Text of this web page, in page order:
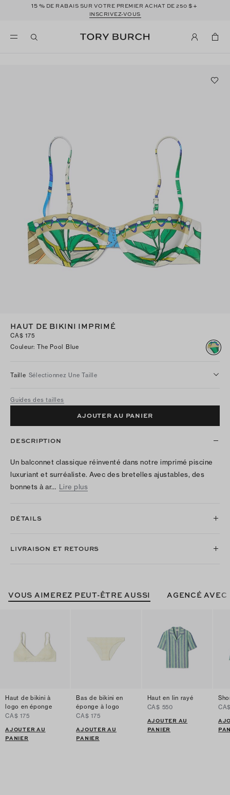
15 % DE RABAIS SUR VOTRE PREMIER ACHAT DE 250$+
INSCRIVEZ-VOUS
HAUT DE BIKINI IMPRIMÉ
CA$ 175
Couleur: The Pool Blue
Taille Sélectionnez Une Taille
Guides des tailles
AJOUTER AU PANIER
DESCRIPTION
Un balconnet classique réinventé dans notre imprimé piscine
luxuriant et surréaliste. Avec des bretelles ajustables, des
bonnets à ar… Lire plus
DÉTAILS
LIVRAISON ET RETOURS
VOUS AIMEREZ PEUT-ÊTRE AUSSI AGENCÉ AVEC
Haut de bikini à
logo en éponge
CA$ 175
AJOUTER AU
PANIER
Bas de bikini en
éponge à logo
CA$ 175
AJOUTER AU
PANIER
Haut en lin rayé
CA$ 550
AJOUTER AU
PANIER